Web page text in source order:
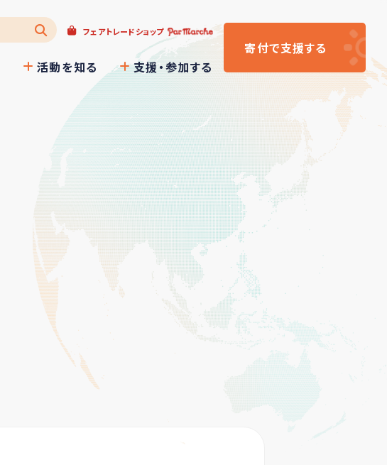
フェアトレードショップ
活動を知る 支援・参加する
寄付で支援する